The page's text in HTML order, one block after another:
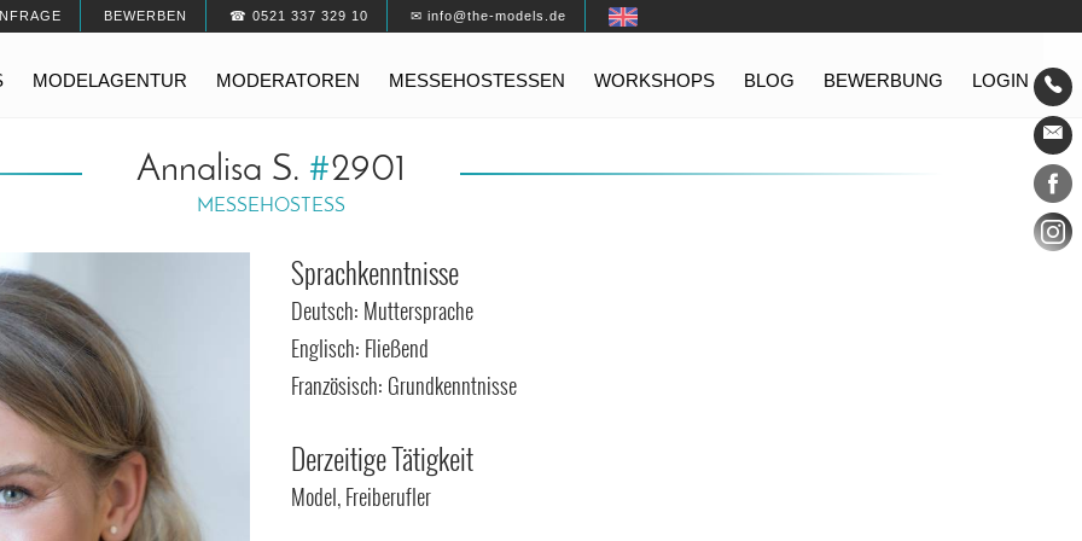
BEWERBEN ☎ 0521 337 329 10 ✉ info@the-models.de
MODELAGENTUR MODERATOREN MESSEHOSTESSEN WORKSHOPS BLOG BEWERBUNG LOGIN
Annalisa S. #2901
MESSEHOSTESS
Sprachkenntnisse
Deutsch: Muttersprache
Englisch: Fließend
Französisch: Grundkenntnisse
Derzeitige Tätigkeit
Model, Freiberufler